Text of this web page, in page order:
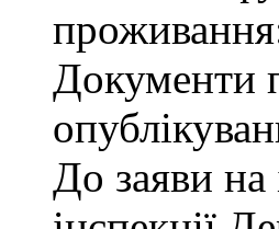
Документи
До заяви на